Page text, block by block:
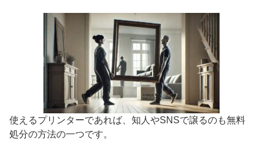
使えるプリンターであれば、知人やSNSで譲るのも無料
処分の方法の一つです。